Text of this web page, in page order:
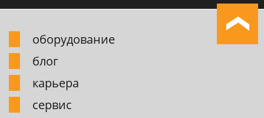
обоpудование
блог
карьера
сервис